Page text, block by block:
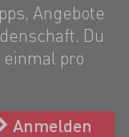
Angebote
Du
pro
Anmelden